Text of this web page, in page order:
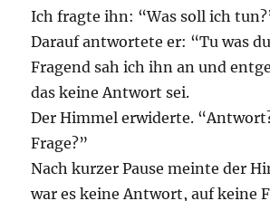
Ich fragte ihn: “Was soll ich
Darauf antwortete er: “Tu was
Fragend sah ich ihn an und
das keine Antwort sei.
Der Himmel erwiderte.
Frage?”
Nach kurzer Pause meinte der
war es keine Antwort, auf keine